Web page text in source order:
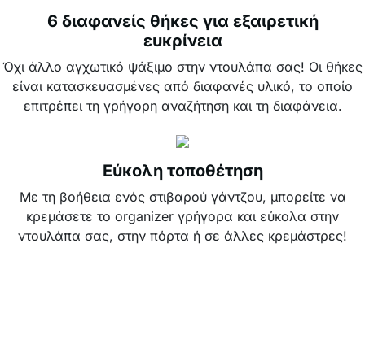
6 διαφανείς θήκες για εξαιρετική
ευκρίνεια
Όχι άλλο αγχωτικό ψάξιμο στην ντουλάπα σας! Οι θήκες
είναι κατασκευασμένες από διαφανές υλικό, το οποίο
επιτρέπει τη γρήγορη αναζήτηση και τη διαφάνεια.
Εύκολη τοποθέτηση
Με τη βοήθεια ενός στιβαρού γάντζου, μπορείτε να
κρεμάσετε το organizer γρήγορα και εύκολα στην
ντουλάπα σας, στην πόρτα ή σε άλλες κρεμάστρες!